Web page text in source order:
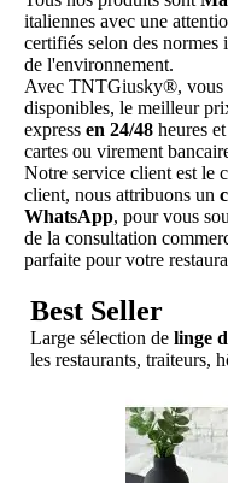
italiennes avec une
certifiés selon des normes
de l'environnement.
Avec TNTGiusky®, vous
disponibles, le meilleur
express en 24/48 heures
cartes ou virement
Notre service client est le
client, nous attribuons un
WhatsApp, pour vous
de la consultation
parfaite pour votre
Best Seller
Large sélection de linge
les restaurants, traiteurs,